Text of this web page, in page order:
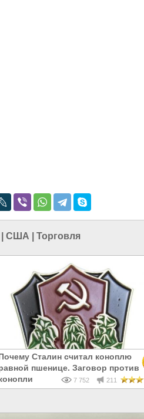
США Торговля
Сталин считал коноплю
пшенице. Заговор против
7 752 211